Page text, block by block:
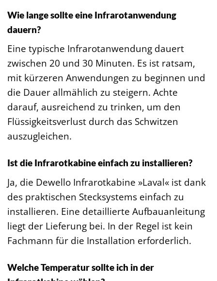
Wie lange sollte eine Infrarotanwendung
dauern?
Eine typische Infrarotanwendung dauert
zwischen 20 und 30 Minuten. Es ist ratsam,
mit kürzeren Anwendungen zu beginnen und
die Dauer allmählich zu steigern. Achte
darauf, ausreichend zu trinken, um den
Flüssigkeitsverlust durch das Schwitzen
auszugleichen.
Ist die Infrarotkabine einfach zu installieren?
Ja, die Dewello Infrarotkabine »Laval« ist dank
des praktischen Stecksystems einfach zu
installieren. Eine detaillierte Aufbauanleitung
liegt der Lieferung bei. In der Regel ist kein
Fachmann für die Installation erforderlich.
Welche Temperatur sollte ich in der